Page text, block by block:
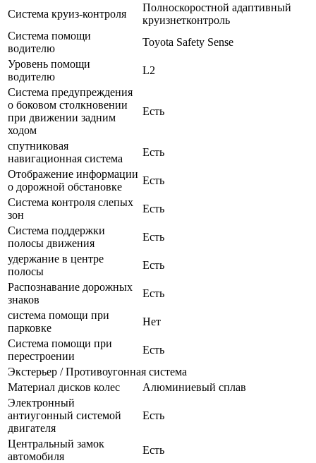
Система круиз-контроля
Полноскоростной адаптивный
круизнетконтроль
Система помощи
водителю
Toyota Safety Sense
Уровень помощи
водителю
L2
Система предупреждения
о боковом столкновении
при движении задним
ходом
Есть
спутниковая
навигационная система
Есть
Отображение информации
о дорожной обстановке
Есть
Система контроля слепых
зон
Есть
Система поддержки
полосы движения
Есть
удержание в центре
полосы
Есть
Распознавание дорожных
знаков
Есть
система помощи при
парковке
Нет
Система помощи при
перестроении
Есть
Экстерьер / Противоугонная система
Материал дисков колес
Алюминиевый сплав
Электронный
антиугонный системой
двигателя
Есть
Центральный замок
автомобиля
Есть